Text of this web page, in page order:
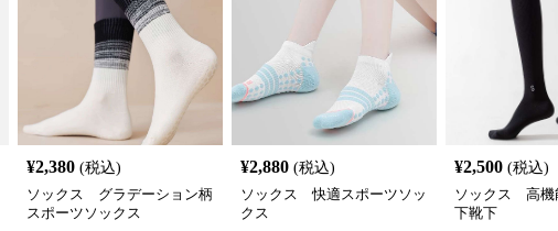
¥2,380 (税込)
ソックス グラデーション柄
スポーツソックス
¥2,880 (税込)
ソックス 快適スポーツソッ
クス
¥2,500 (税込)
ソックス 高機
下靴下